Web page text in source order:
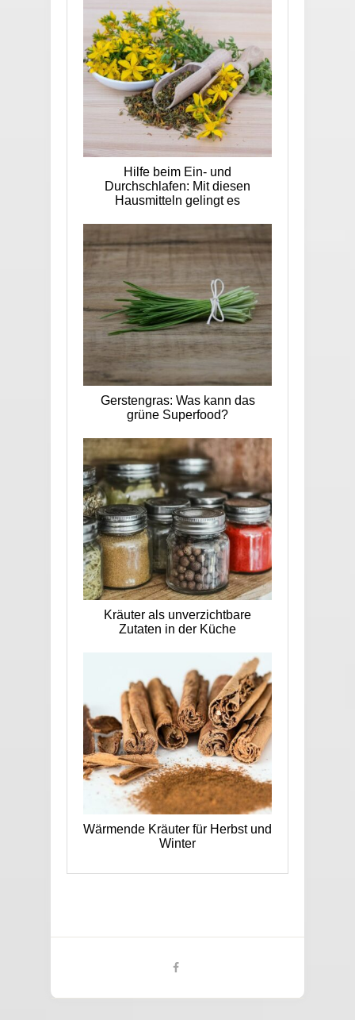
Hilfe beim Ein- und
Durchschlafen: Mit diesen
Hausmitteln gelingt es
Gerstengras: Was kann das
grüne Superfood?
Kräuter als unverzichtbare
Zutaten in der Küche
Wärmende Kräuter für Herbst und
Winter